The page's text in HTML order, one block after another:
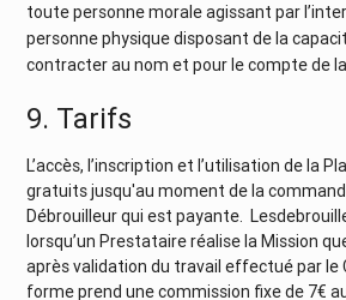
toute personne morale agissant par
personne physique disposant de la
contracter au nom et pour le compte de
9. Tarifs
L’accès, l’inscription et l’utilisation de la
gratuits jusqu'au moment de la
Débrouilleur qui est payante.
lorsqu’un Prestataire réalise la Mission
après validation du travail effectué par le
forme prend une commission fixe de 7€